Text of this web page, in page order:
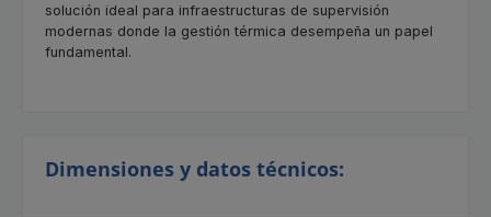
solución ideal para infraestructuras de supervisión
modernas donde la gestión térmica desempeña un papel
fundamental.
Dimensiones y datos técnicos: